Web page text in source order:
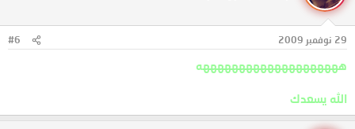
29 نوفمبر 2009 #6
ههههههههههههههههههههه
الله يسعدك